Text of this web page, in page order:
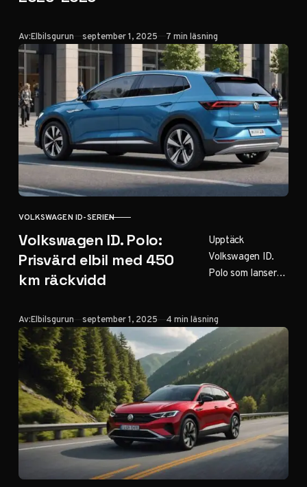
uppdateringar,
flerprofilsstöd i
We Connect ID,
förbättrad
laddning och
prestandauppgrad
eringar för ID-
bilarna.
Av:Elbilsgurun Publicerad
september 1, 2025 7 min läsning
KATEGORI
VOLKSWAGEN ID-SERIEN
Volkswagen ID. Polo:
Prisvärd elbil med 450
km räckvidd
Upptäck
Volkswagen ID.
Polo som lanseras
450 km räckvidd
och priser från
275.000 kr.
Klassiskt namn
möter framtidens
teknik.
Av:Elbilsgurun Publicerad
september 1, 2025 4 min läsning